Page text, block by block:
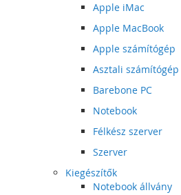
Apple iMac
Apple MacBook
Apple számítógép
Asztali számítógép
Barebone PC
Notebook
Félkész szerver
Szerver
Kiegészítők
Notebook állvány